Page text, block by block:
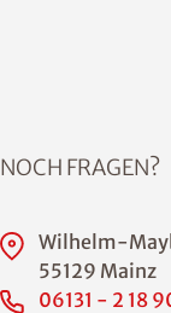
NOCH FRAGEN?
Wilhelm-
55129 Mainz
06131 - 2 18